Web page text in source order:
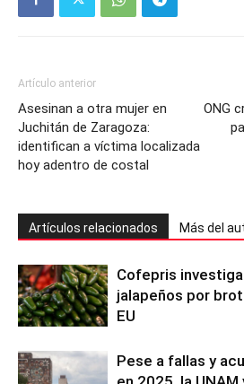
Artículo anterior
Asesinan a otra mujer en
Juchitán de Zaragoza:
identifican a víctima localizada
hoy adentro de costal
ONG
Artículos relacionados Más del
Cofepris
jalapeños por
EU
Pese a fallas y